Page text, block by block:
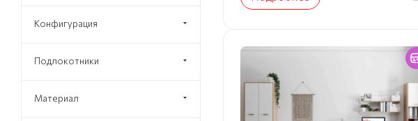
Конфигурация
Подлокотники
Материал